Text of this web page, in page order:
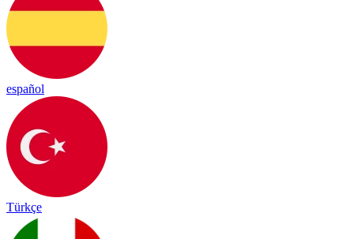
español
Türkçe